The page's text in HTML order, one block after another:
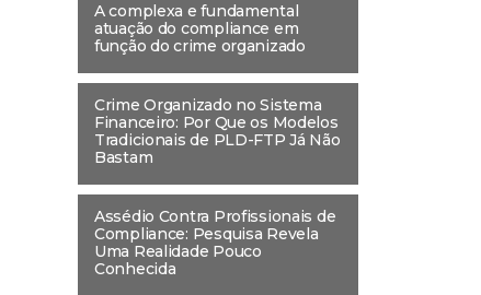
A complexa e fundamental
atuação do compliance em
função do crime organizado
Crime Organizado no Sistema
Financeiro: Por Que os Modelos
Tradicionais de PLD-FTP Já Não
Bastam
Assédio Contra Profissionais de
Compliance: Pesquisa Revela
Uma Realidade Pouco
Conhecida